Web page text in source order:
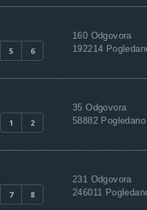
5 6
160 Odgovora
192214
1 2
35 Odgovora
58882 Pogledano
7 8
231 Odgovora
246011